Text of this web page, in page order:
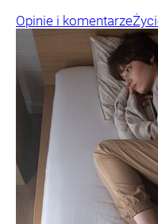
Opinie i komentarze